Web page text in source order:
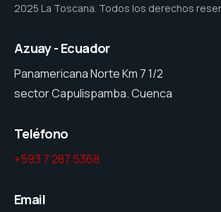
2025 La Toscana. Todos los derechos
Azuay - Ecuador
Panamericana Norte Km 7 1/2
sector Capulispamba. Cuenca
Teléfono
+593 7 287 5368
Email